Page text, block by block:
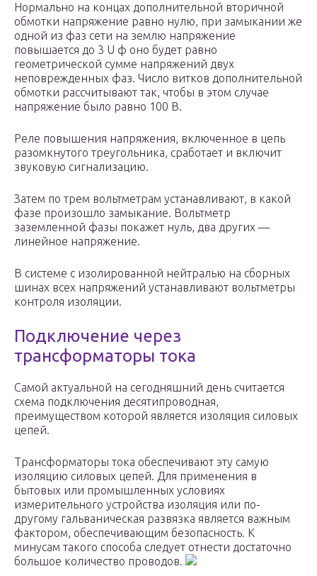
Нормально на концах дополнительной вторичной
обмотки напряжение равно нулю, при замыкании же
одной из фаз сети на землю напряжение
повышается до 3 U ф оно будет равно
геометрической сумме напряжений двух
неповрежденных фаз. Число витков дополнительной
обмотки рассчитывают так, чтобы в этом случае
напряжение было равно 100 В.
Реле повышения напряжения, включенное в цепь
разомкнутого треугольника, сработает и включит
звуковую сигнализацию.
Затем по трем вольтметрам устанавливают, в какой
фазе произошло замыкание. Вольтметр
заземленной фазы покажет нуль, два других —
линейное напряжение.
В системе с изолированной нейтралью на сборных
шинах всех напряжений устанавливают вольтметры
контроля изоляции.
Подключение через
трансформаторы тока
Самой актуальной на сегодняшний день считается
схема подключения десятипроводная,
преимуществом которой является изоляция силовых
цепей.
Трансформаторы тока обеспечивают эту самую
изоляцию силовых цепей. Для применения в
бытовых или промышленных условиях
измерительного устройства изоляция или по-
другому гальваническая развязка является важным
фактором, обеспечивающим безопасность. К
минусам такого способа следует отнести достаточно
большое количество проводов.